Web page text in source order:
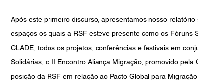
Após este primeiro discurso, apresentamos nosso
espaços os quais a RSF esteve presente como os Fóruns
CLADE, todos os projetos, conferências e festivais em
Solidárias, o II Encontro Aliança Migração, promovido
posição da RSF em relação ao Pacto Global para